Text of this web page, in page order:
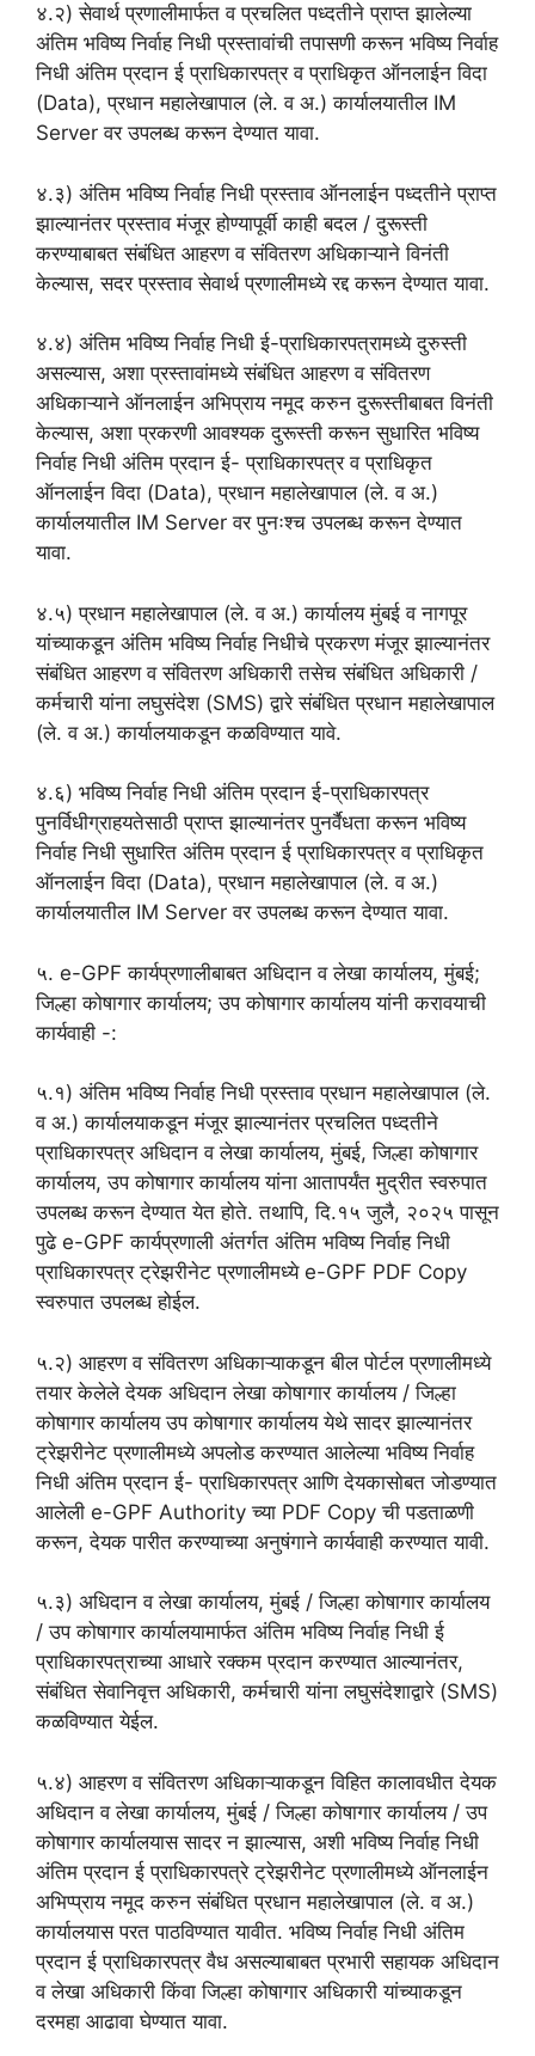
४.२) सेवार्थ प्रणालीमार्फत व प्रचलित पध्दतीने प्राप्त झालेल्या
अंतिम भविष्य निर्वाह निधी प्रस्तावांची तपासणी करून भविष्य निर्वाह
निधी अंतिम प्रदान ई प्राधिकारपत्र व प्राधिकृत ऑनलाईन विदा
(Data), प्रधान महालेखापाल (ले. व अ.) कार्यालयातील IM
Server वर उपलब्ध करून देण्यात यावा.
४.३) अंतिम भविष्य निर्वाह निधी प्रस्ताव ऑनलाईन पध्दतीने प्राप्त
झाल्यानंतर प्रस्ताव मंजूर होण्यापूर्वी काही बदल / दुरूस्ती
करण्याबाबत संबंधित आहरण व संवितरण अधिकाऱ्याने विनंती
केल्यास, सदर प्रस्ताव सेवार्थ प्रणालीमध्ये रद्द करून देण्यात यावा.
४.४) अंतिम भविष्य निर्वाह निधी ई-प्राधिकारपत्रामध्ये दुरुस्ती
असल्यास, अशा प्रस्तावांमध्ये संबंधित आहरण व संवितरण
अधिकाऱ्याने ऑनलाईन अभिप्राय नमूद करुन दुरूस्तीबाबत विनंती
केल्यास, अशा प्रकरणी आवश्यक दुरूस्ती करून सुधारित भविष्य
निर्वाह निधी अंतिम प्रदान ई- प्राधिकारपत्र व प्राधिकृत
ऑनलाईन विदा (Data), प्रधान महालेखापाल (ले. व अ.)
कार्यालयातील IM Server वर पुनःश्च उपलब्ध करून देण्यात
यावा.
४.५) प्रधान महालेखापाल (ले. व अ.) कार्यालय मुंबई व नागपूर
यांच्याकडून अंतिम भविष्य निर्वाह निधीचे प्रकरण मंजूर झाल्यानंतर
संबंधित आहरण व संवितरण अधिकारी तसेच संबंधित अधिकारी /
कर्मचारी यांना लघुसंदेश (SMS) द्वारे संबंधित प्रधान महालेखापाल
(ले. व अ.) कार्यालयाकडून कळविण्यात यावे.
४.६) भविष्य निर्वाह निधी अंतिम प्रदान ई-प्राधिकारपत्र
पुनर्विधीग्राहयतेसाठी प्राप्त झाल्यानंतर पुनर्वैधता करून भविष्य
निर्वाह निधी सुधारित अंतिम प्रदान ई प्राधिकारपत्र व प्राधिकृत
ऑनलाईन विदा (Data), प्रधान महालेखापाल (ले. व अ.)
कार्यालयातील IM Server वर उपलब्ध करून देण्यात यावा.
५. e-GPF कार्यप्रणालीबाबत अधिदान व लेखा कार्यालय, मुंबई;
जिल्हा कोषागार कार्यालय; उप कोषागार कार्यालय यांनी करावयाची
कार्यवाही -:
५.१) अंतिम भविष्य निर्वाह निधी प्रस्ताव प्रधान महालेखापाल (ले.
व अ.) कार्यालयाकडून मंजूर झाल्यानंतर प्रचलित पध्दतीने
प्राधिकारपत्र अधिदान व लेखा कार्यालय, मुंबई, जिल्हा कोषागार
कार्यालय, उप कोषागार कार्यालय यांना आतापर्यंत मुद्रीत स्वरुपात
उपलब्ध करून देण्यात येत होते. तथापि, दि.१५ जुलै, २०२५ पासून
पुढे e-GPF कार्यप्रणाली अंतर्गत अंतिम भविष्य निर्वाह निधी
प्राधिकारपत्र ट्रेझरीनेट प्रणालीमध्ये e-GPF PDF Copy
स्वरुपात उपलब्ध होईल.
५.२) आहरण व संवितरण अधिकाऱ्याकडून बील पोर्टल प्रणालीमध्ये
तयार केलेले देयक अधिदान लेखा कोषागार कार्यालय / जिल्हा
कोषागार कार्यालय उप कोषागार कार्यालय येथे सादर झाल्यानंतर
ट्रेझरीनेट प्रणालीमध्ये अपलोड करण्यात आलेल्या भविष्य निर्वाह
निधी अंतिम प्रदान ई- प्राधिकारपत्र आणि देयकासोबत जोडण्यात
आलेली e-GPF Authority च्या PDF Copy ची पडताळणी
करून, देयक पारीत करण्याच्या अनुषंगाने कार्यवाही करण्यात यावी.
५.३) अधिदान व लेखा कार्यालय, मुंबई / जिल्हा कोषागार कार्यालय
/ उप कोषागार कार्यालयामार्फत अंतिम भविष्य निर्वाह निधी ई
प्राधिकारपत्राच्या आधारे रक्कम प्रदान करण्यात आल्यानंतर,
संबंधित सेवानिवृत्त अधिकारी, कर्मचारी यांना लघुसंदेशाद्वारे (SMS)
कळविण्यात येईल.
५.४) आहरण व संवितरण अधिकाऱ्याकडून विहित कालावधीत देयक
अधिदान व लेखा कार्यालय, मुंबई / जिल्हा कोषागार कार्यालय / उप
कोषागार कार्यालयास सादर न झाल्यास, अशी भविष्य निर्वाह निधी
अंतिम प्रदान ई प्राधिकारपत्रे ट्रेझरीनेट प्रणालीमध्ये ऑनलाईन
अभिप्प्राय नमूद करुन संबंधित प्रधान महालेखापाल (ले. व अ.)
कार्यालयास परत पाठविण्यात यावीत. भविष्य निर्वाह निधी अंतिम
प्रदान ई प्राधिकारपत्र वैध असल्याबाबत प्रभारी सहायक अधिदान
व लेखा अधिकारी किंवा जिल्हा कोषागार अधिकारी यांच्याकडून
दरमहा आढावा घेण्यात यावा.